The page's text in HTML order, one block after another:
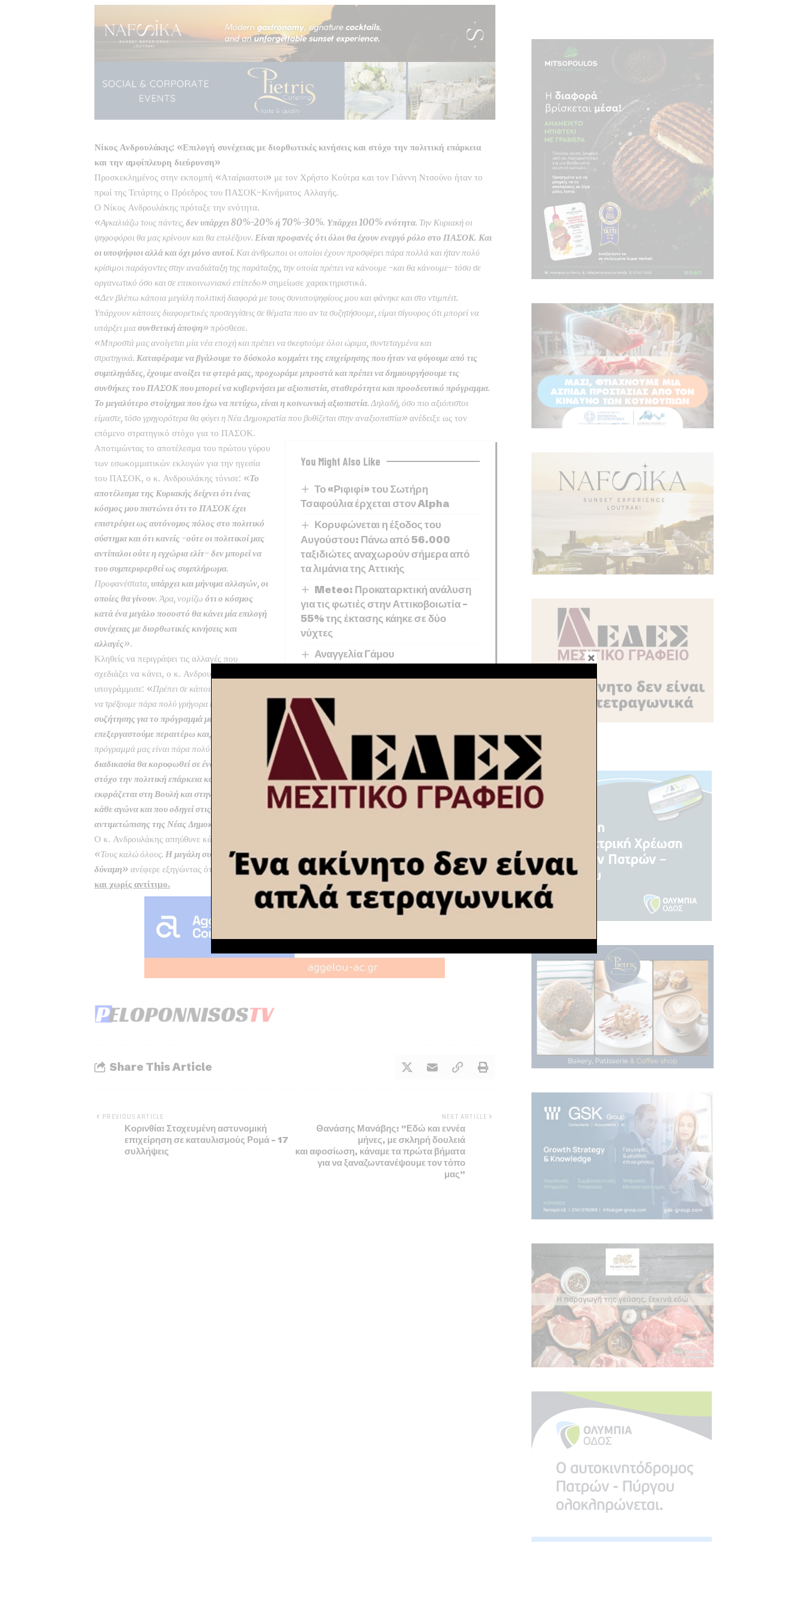
Νίκος Ανδρουλάκης: «Επιλογή συνέχειας με διορθωτικές κινήσεις και στόχο την πολιτική επάρκεια
και την αμφίπλευρη διεύρυνση»
Προσκεκλημένος στην εκπομπή «Αταίριαστοι» με τον Χρήστο Κούτρα και τον Γιάννη Ντσούνο ήταν το
πρωί της Τετάρτης ο Πρόεδρος του ΠΑΣΟΚ-Κινήματος Αλλαγής.
Ο Νίκος Ανδρουλάκης πρόταξε την ενότητα.
«Αγκαλιάζω τους πάντες, δεν υπάρχει 80%-20% ή 70%-30%. Υπάρχει 100% ενότητα. Την Κυριακή οι
ψηφοφόροι θα μας κρίνουν και θα επιλέξουν. Είναι προφανές ότι όλοι θα έχουν ενεργό ρόλο στο ΠΑΣΟΚ. Και
οι υποψήφιοι αλλά και όχι μόνο αυτοί. Και άνθρωποι οι οποίοι έχουν προσφέρει πάρα πολλά και ήταν πολύ
κρίσιμοι παράγοντες στην αναδιάταξη της παράταξης, την οποία πρέπει να κάνουμε -και θα κάνουμε- τόσο σε
οργανωτικό όσο και σε επικοινωνιακό επίπεδο»σημείωσε χαρακτηριστικά.
«Δεν βλέπω κάποια μεγάλη πολιτική διαφορά με τους συνυποψηφίους μου και φάνηκε και στο ντιμπέιτ.
Υπάρχουν κάποιες διαφορετικές προσεγγίσεις σε θέματα που αν τα συζητήσουμε, είμαι σίγουρος ότι μπορεί να
υπάρξει μιασυνθετική άποψη»πρόσθεσε.
«Μπροστά μας ανοίγεται μία νέα εποχή και πρέπει να σκεφτούμε όλοι ώριμα, συντεταγμένα και
στρατηγικά. Καταφέραμε να βγάλουμε το δύσκολο κομμάτι της επιχείρησης που ήταν να φύγουμε από τις
συμπληγάδες, έχουμε ανοίξει τα φτερά μας, προχωράμε μπροστά και πρέπει να δημιουργήσουμε τις
συνθήκες του ΠΑΣΟΚ που μπορεί να κυβερνήσει με αξιοπιστία, σταθερότητα και προοδευτικό πρόγραμμα.
Το μεγαλύτερο στοίχημα που έχω να πετύχω, είναι η κοινωνική αξιοπιστία. Δηλαδή, όσο πιο αξιόπιστοι
είμαστε, τόσο γρηγορότερα θα φύγει η Νέα Δημοκρατία που βυθίζεται στην αναξιοπιστία»ανέδειξε ως τον
επόμενο στρατηγικό στόχο για το ΠΑΣΟΚ.
You Might Also Like
Το «Ριφιφί» του Σωτήρη
Τσαφούλια έρχεται στον Alpha
Κορυφώνεται η έξοδος του
Αυγούστου: Πάνω από 56.000
ταξιδιώτες αναχωρούν σήμερα από
τα λιμάνια της Αττικής
Meteo: Προκαταρκτική ανάλυση
για τις φωτιές στην Αττικοβοιωτία –
55% της έκτασης κάηκε σε δύο
νύχτες
Αναγγελία Γάμου
Αποτιμώντας το αποτέλεσμα του πρώτου γύρου
των εσωκομματικών εκλογών για την ηγεσία
του ΠΑΣΟΚ, ο κ. Ανδρουλάκης τόνισε: «Το
αποτέλεσμα της Κυριακής δείχνει ότι ένας
κόσμος μου πιστώνει ότι το ΠΑΣΟΚ έχει
επιστρέψει ως αυτόνομος πόλος στο πολιτικό
σύστημα και ότι κανείς -ούτε οι πολιτικοί μας
αντίπαλοι ούτε η εγχώρια ελίτ- δεν μπορεί να
του συμπεριφερθεί ως συμπλήρωμα.
Προφανέστατα, υπάρχει και μήνυμα αλλαγών, οι
οποίες θα γίνουν. Άρα, νομίζω ότι ο κόσμος
κατά ένα μεγάλο ποσοστό θα κάνει μία επιλογή
συνέχειας με διορθωτικές κινήσεις και
αλλαγές».
Κληθείς να περιγράψει τις αλλαγές που
σχεδιάζει να κάνει, ο κ. Ανδρουλάκης
υπογράμμισε: «Πρέπει σε κάποιους τομείς, όπως η Αυτοδιοίκηση και θέματα που αφορούν στους εργαζομένους,
να τρέξουμε πάρα πολύ γρήγορα και παράλληλα
να δημιουργήσουμε από τα κάτω τις συνθήκες μιας πολιτικής
συζήτησης για το πρόγραμμά μας ώστε να γίνουν κοινωνοί των θέσεών μας ακόμη περισσότεροι. Θα τις
επεξεργαστούμε περαιτέρω και, αν πρέπει κάποια πράγματα να αλλάξουν, θα αλλάξουν.Πιστεύω ότι το
πρόγραμμά μας είναι πάρα πολύ καλό, αλλά μπορεί να χρειάζονται και κάποιες προσθήκες.Στη συνέχεια αυτή η
διαδικασία θα κορυφωθεί σε ένα πολιτικό συνέδριο και σε ένα οργανωτικό συνέδριο. Όλα αυτά θα έχουν
στόχο την πολιτική επάρκεια και την αμφίπλευρη διεύρυνση. Τοσχέδιό μου είναι: πολιτική επάρκεια που
εκφράζεται στη Βουλή και στην κοινωνία και αμφίπλευρη διεύρυνση η οποία εκφράζεται καθημερινά σε
κάθε αγώνα και που οδηγεί στις επόμενες εθνικές εκλογές να υπάρχει πραγματικά η δυνατότητα
αντιμετώπισης της Νέας Δημοκρατίας».
Ο κ. Ανδρουλάκης απηύθυνε κάλεσμα συμμετοχής την Κυριακή.
«Τους καλώ όλους. Η μεγάλη συμμετοχή θα μας δώσει ακόμη μεγαλύτερη χαρά και ακόμη μεγαλύτερη
δύναμη» ανέφερε εξηγώντας ότι
όσοι ψήφισαν στον πρώτο γύρο μπορούν να ψηφίσουν όπου επιθυμούν
και χωρίς αντίτιμο.
Share This Article
PREVIOUS ARTICLE
Κορινθία: Στοχευμένη αστυνομική
επιχείρηση σε καταυλισμούς Ρομά – 17
συλλήψεις
NEXT ARTICLE
Θανάσης Μανάβης: ”Εδώ και εννέα
μήνες, με σκληρή δουλειά
και αφοσίωση, κάναμε τα πρώτα βήματα
για να ξαναζωντανέψουμε τον τόπο
μας”